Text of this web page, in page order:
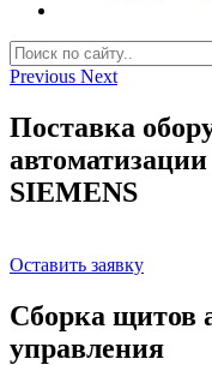
Previous Next
Поставка
SIEMENS
Оставить заявку
Сборка щитов
управления